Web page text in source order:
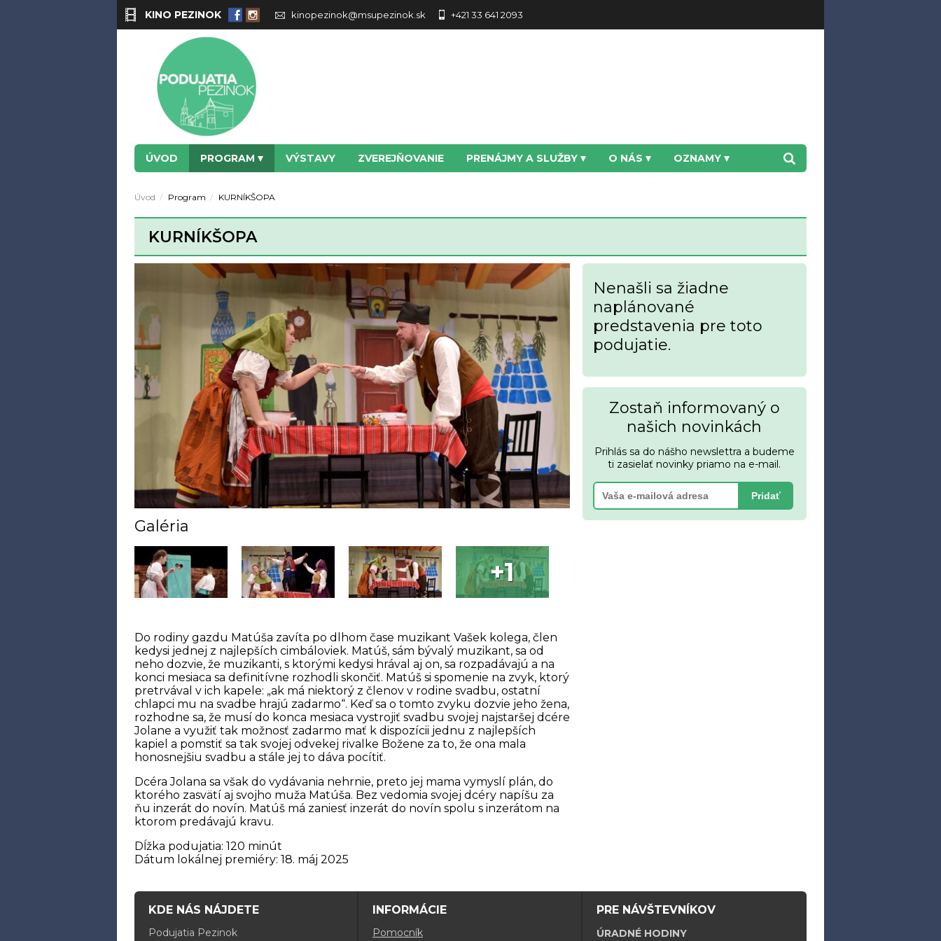
KINO PEZINOK kinopezinok@msupezinok.sk +421 33 641 2093
ÚVOD PROGRAM VÝSTAVY ZVEREJŇOVANIE PRENÁJMY A SLUŽBY O NÁS OZNAMY
Úvod Program KURNÍKŠOPA
KURNÍKŠOPA
Galéria
+1
Do rodiny gazdu Matúša zavíta po dlhom čase muzikant Vašek kolega, člen
kedysi jednej z najlepších cimbáloviek. Matúš, sám bývalý muzikant, sa od
neho dozvie, že muzikanti, s ktorými kedysi hrával aj on, sa rozpadávajú a na
konci mesiaca sa definitívne rozhodli skončiť. Matúš si spomenie na zvyk, ktorý
pretrvával v ich kapele: „ak má niektorý z členov v rodine svadbu, ostatní
chlapci mu na svadbe hrajú zadarmo“. Keď sa o tomto zvyku dozvie jeho žena,
rozhodne sa, že musí do konca mesiaca vystrojiť svadbu svojej najstaršej dcére
Jolane a využiť tak možnosť zadarmo mať k dispozícii jednu z najlepších
kapiel a pomstiť sa tak svojej odvekej rivalke Božene za to, že ona mala
honosnejšiu svadbu a stále jej to dáva pocítiť.
Dcéra Jolana sa však do vydávania nehrnie, preto jej mama vymyslí plán, do
ktorého zasvätí aj svojho muža Matúša. Bez vedomia svojej dcéry napíšu za
ňu inzerát do novín. Matúš má zaniesť inzerát do novín spolu s inzerátom na
ktorom predávajú kravu.
Dĺžka podujatia: 120 minút
Dátum lokálnej premiéry: 18. máj 2025
Nenašli sa žiadne
naplánované
predstavenia pre toto
podujatie.
Zostaň informovaný o
našich novinkách
Prihlás sa do nášho newslettra a budeme
ti zasielať novinky priamo na e-mail.
Pridať
KDE NÁS NÁJDETE
Podujatia Pezinok
INFORMÁCIE
Pomocník
PRE NÁVŠTEVNÍKOV
ÚRADNÉ HODINY